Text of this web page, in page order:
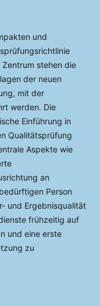
und
stehen die
der neuen
mit der
werden. Die
Einführung in
Qualitätsprüfung
Aspekte wie
an
Person
und Ergebnisqualität
frühzeitig auf
und eine erste
zu